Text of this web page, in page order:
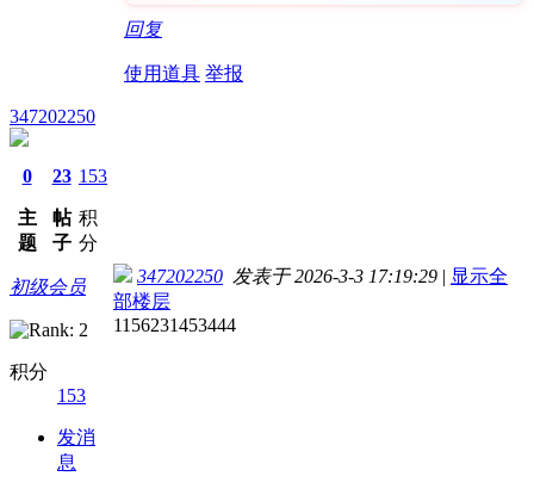
回复
使用道具 举报
347202250
0
主
题
23
帖
子
153
积
分
初级会员
积分
153
发消
息
347202250 发表于 2026-3-3 17:19:29 | 显示全
部楼层
1156231453444